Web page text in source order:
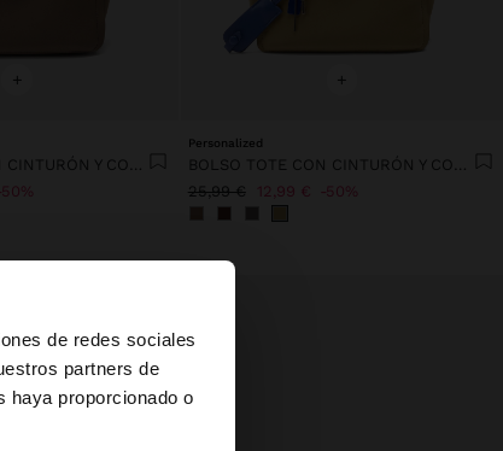
de redes sociales
partners de
haya proporcionado o
×
+
50%
+
Personalized
25,99 € 12,99 € 50%